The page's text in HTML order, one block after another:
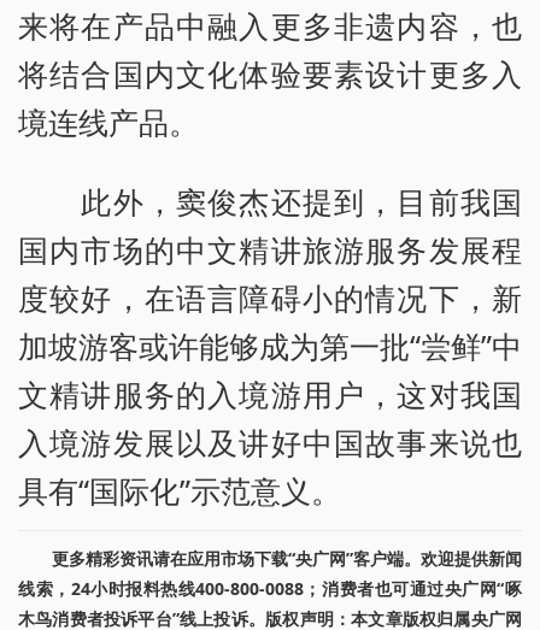
来将在产品中融入更多非遗内容，也
将结合国内文化体验要素设计更多入
境连线产品。
此外，窦俊杰还提到，目前我国
国内市场的中文精讲旅游服务发展程
度较好，在语言障碍小的情况下，新
加坡游客或许能够成为第一批“尝鲜”中
文精讲服务的入境游用户，这对我国
入境游发展以及讲好中国故事来说也
具有“国际化”示范意义。
更多精彩资讯请在应用市场下载“央广网”客户端。欢迎提供新闻
线索，24小时报料热线400-800-0088；消费者也可通过央广网“啄
木鸟消费者投诉平台”线上投诉。版权声明：本文章版权归属央广网